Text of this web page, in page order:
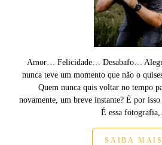
Amor… Felicidade… Desabafo…
nunca teve um momento que não o
Quem nunca quis voltar no tempo
novamente, um breve instante? É por
É essa fotografia,...
SAIBA MAIS